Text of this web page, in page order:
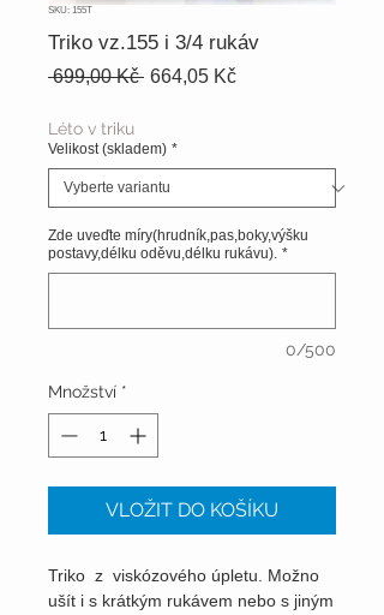
SKU: 155T
Triko vz.155 i 3/4 rukáv
699,00 Kč Běžná
664,05 KčZvýhodněná
Léto v triku
Velikost (skladem) *
Zde uveďte míry(hrudník,pas,boky,výšku
postavy,délku oděvu,délku rukávu). *
0/500
Množství *
VLOŽIT DO KOŠÍKU
Triko z viskózového úpletu. Možno
ušít i s krátkým rukávem nebo s jiným